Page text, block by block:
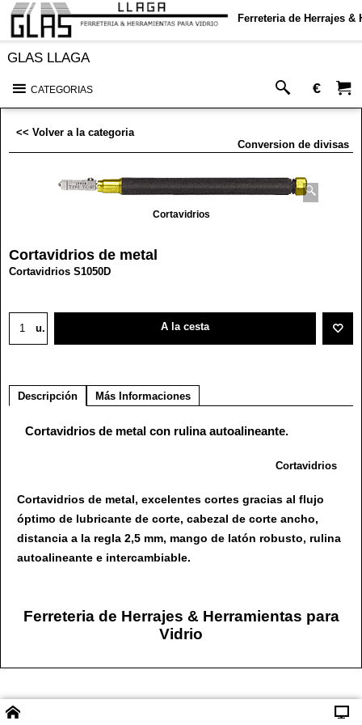
Ferreteria de Herrajes
GLAS LLAGA
CATEGORIAS €
Conversion de divisas
<< Volver a la categoria
Cortavidrios
Cortavidrios de metal
Cortavidrios S1050D
u. A la cesta
Descripción Más Informaciones
Cortavidrios de metal con rulina autoalineante.
Cortavidrios
Cortavidrios de metal, excelentes cortes gracias al flujo
óptimo de lubricante de corte, cabezal de corte ancho,
distancia a la regla 2,5 mm, mango de latón robusto, rulina
autoalineante e intercambiable.
Ferreteria de Herrajes & Herramientas para
Vidrio